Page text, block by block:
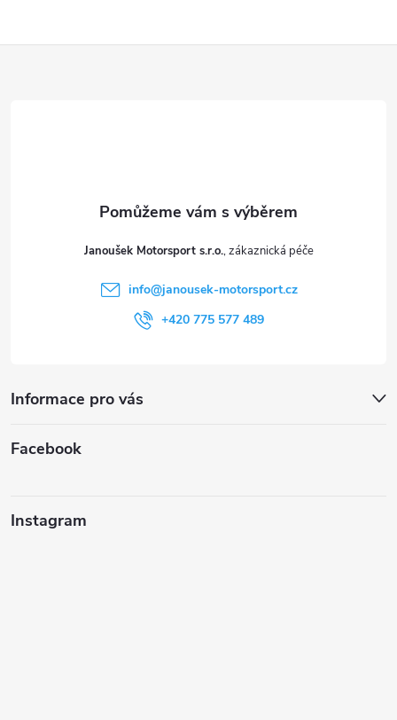
Janoušek Motorsport s.r.o.
info@janousek-motorsport.cz
+420 775 577 489
Informace pro vás
Facebook
Instagram